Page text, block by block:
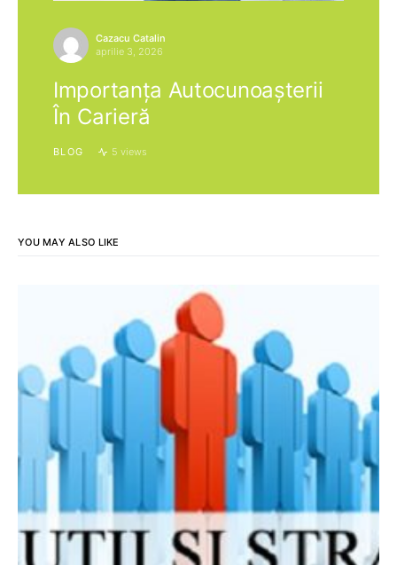
Cazacu Catalin
aprilie 3, 2026
Importanța Autocunoașterii
În Carieră
BLOG 5 views
YOU MAY ALSO LIKE